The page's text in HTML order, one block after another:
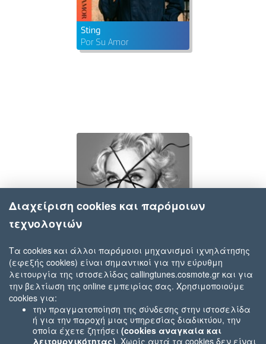
Sting
Por Su Amor
Madonna
Holy Water
Διαχείριση cookies και παρόμοιων
τεχνολογιών
Τα cookies και άλλοι παρόμοιοι μηχανισμοί ιχνηλάτησης
(εφεξής cookies) είναι σημαντικοί για την εύρυθμη
λειτουργία της ιστοσελίδας callingtunes.cosmote.gr και για
την βελτίωση της online εμπειρίας σας. Χρησιμοποιούμε
cookies για:
την πραγματοποίηση της σύνδεσης στην ιστοσελίδα
ή για την παροχή μιας υπηρεσίας διαδικτύου, την
οποία έχετε ζητήσει (cookies αναγκαία και
λειτουργικότητας). Χωρίς αυτά τα cookies δεν είναι